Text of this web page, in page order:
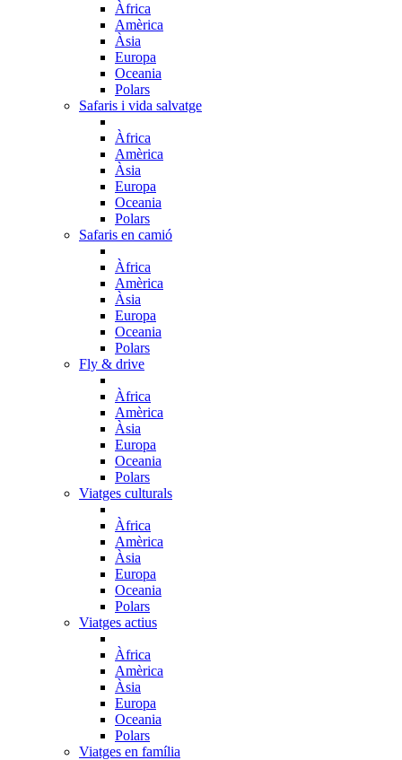
Àfrica
Amèrica
Àsia
Europa
Oceania
Polars
Safaris i vida salvatge
Àfrica
Amèrica
Àsia
Europa
Oceania
Polars
Safaris en camió
Àfrica
Amèrica
Àsia
Europa
Oceania
Polars
Fly & drive
Àfrica
Amèrica
Àsia
Europa
Oceania
Polars
Viatges culturals
Àfrica
Amèrica
Àsia
Europa
Oceania
Polars
Viatges actius
Àfrica
Amèrica
Àsia
Europa
Oceania
Polars
Viatges en família